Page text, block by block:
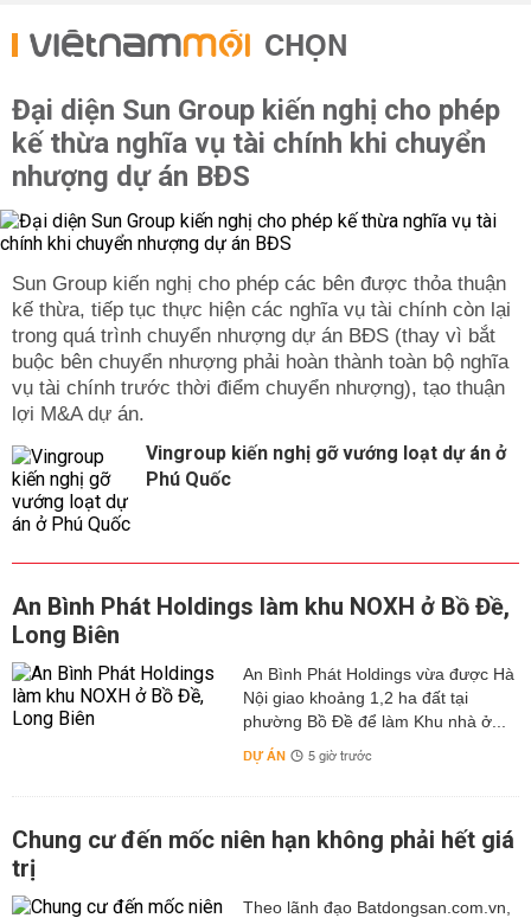
CHỌN
Đại diện Sun Group kiến nghị cho phép
kế thừa nghĩa vụ tài chính khi chuyển
nhượng dự án BĐS
Sun Group kiến nghị cho phép các bên được thỏa thuận
kế thừa, tiếp tục thực hiện các nghĩa vụ tài chính còn lại
trong quá trình chuyển nhượng dự án BĐS (thay vì bắt
buộc bên chuyển nhượng phải hoàn thành toàn bộ nghĩa
vụ tài chính trước thời điểm chuyển nhượng), tạo thuận
lợi M&A dự án.
Vingroup kiến nghị gỡ vướng loạt dự án ở
Phú Quốc
An Bình Phát Holdings làm khu NOXH ở Bồ Đề,
Long Biên
An Bình Phát Holdings vừa được Hà
Nội giao khoảng 1,2 ha đất tại
phường Bồ Đề để làm Khu nhà ở...
DỰ ÁN 5 giờ trước
Chung cư đến mốc niên hạn không phải hết giá
trị
Theo lãnh đạo Batdongsan.com.vn,